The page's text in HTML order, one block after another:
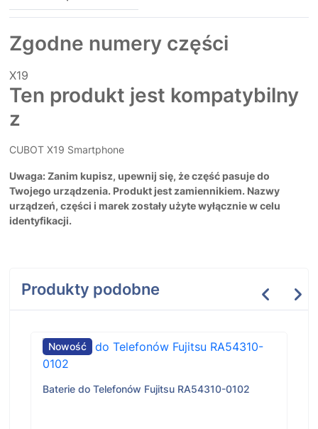
Zgodne numery części
X19
Ten produkt jest kompatybilny
z
CUBOT X19 Smartphone
Uwaga: Zanim kupisz, upewnij się, że część pasuje do
Twojego urządzenia. Produkt jest zamiennikiem. Nazwy
urządzeń, części i marek zostały użyte wyłącznie w celu
identyfikacji.
Produkty podobne
Nowość
Baterie do Telefonów Fujitsu RA54310-0102